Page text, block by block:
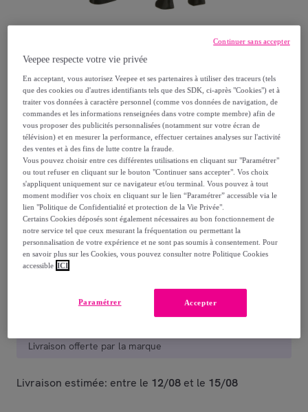
J-Line décoration Statue Famille Cercle -
aluminium - noir
Modèle : J-Line décoration Statue Famille
Cercle - aluminium - noir
98,99 €
110,50 €
-10%
Vendu parJ-Line, pleasure of living
Livraison offerte par la marque
Livraison estimée: entre le 12/08 et le 15/08
Veepee respecte votre vie privée
En acceptant, vous autorisez Veepee et ses partenaires à utiliser des traceurs (tels
que des cookies ou d'autres identifiants tels que des SDK, ci-après "Cookies") et à
traiter vos données à caractère personnel (comme vos données de navigation, de
commandes et les informations renseignées dans votre compte membre) afin de
vous proposer des publicités personnalisées (notamment sur votre écran de
télévision) et en mesurer la performance, effectuer certaines analyses sur l'activité
des ventes et à des fins de lutte contre la fraude.
Vous pouvez choisir entre ces différentes utilisations en cliquant sur "Paramétrer"
ou tout refuser en cliquant sur le bouton "Continuer sans accepter". Vos choix
s'appliquent uniquement sur ce navigateur et/ou terminal. Vous pouvez à tout
moment modifier vos choix en cliquant sur le lien “Paramétrer” accessible via le
lien "Politique de Confidentialité et protection de la Vie Privée".
Certains Cookies déposés sont également nécessaires au bon fonctionnement de
notre service tel que ceux mesurant la fréquentation ou permettant la
personnalisation de votre expérience et ne sont pas soumis à consentement. Pour
en savoir plus sur les Cookies, vous pouvez consulter notre Politique Cookies
accessible ICI
Accepter
Paramétrer
Continuer sans accepter